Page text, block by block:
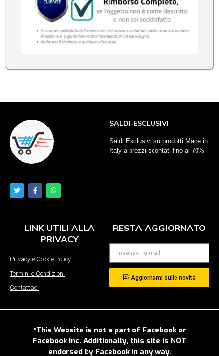
SALDI-ESCLUSIVI
Saldi Esclusivi su prodotti Made in
Italy a prezzi scontati fino al 70%
LINK UTILI ALLA
PRIVACY
Privacy e Cookie Policy
Termini e Condizioni
Contattaci
RESTA AGGIORNATO
Aggiornami sulle novità
*This Website is not a part of Facebook or
Facebook Inc. Additionally, this site is NOT
endorsed by Facebook in any way.